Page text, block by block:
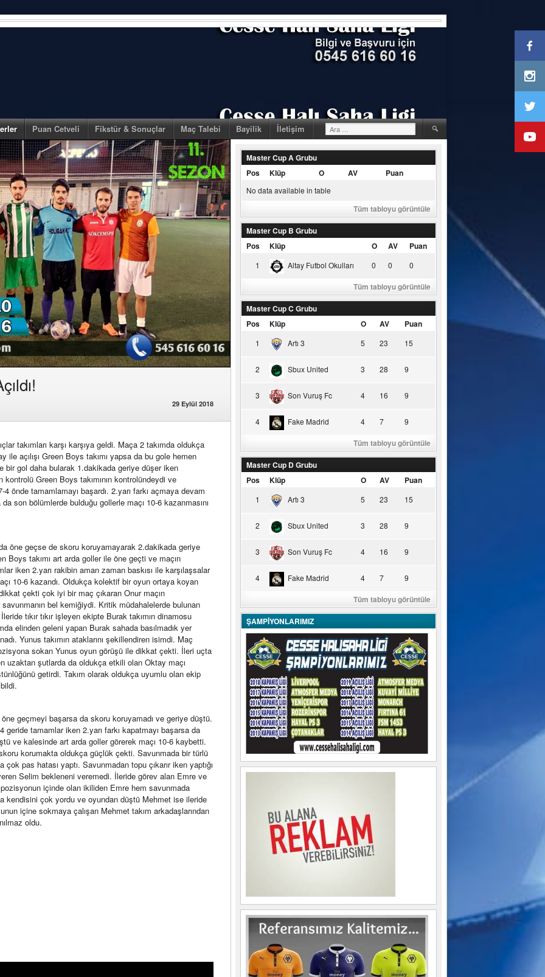
Puan Cetveli Fikstür & Sonuçlar Maç Talebi Bayilik İletişim Arama:
29 Eylül 2018
takımları karşı karşıya geldi. Maça 2 takımda oldukça
açılışı Green Boys takımı yapsa da bu gole hemen
bir gol daha bularak 1.dakikada geriye düşer iken
Green Boys takımının kontrolündeydi ve
önde tamamlamayı başardı. 2.yarı farkı açmaya devam
son bölümlerde bulduğu gollerle maçı 10-6 kazanmasını
öne geçse de skoru koruyamayarak 2.dakikada geriye
takımı art arda goller ile öne geçti ve maçın
iken 2.yarı rakibin aman zaman baskısı ile karşılaşsalar
10-6 kazandı. Oldukça kolektif bir oyun ortaya koyan
çekti çok iyi bir maç çıkaran Onur maçın
savunmanın bel kemiğiydi. Kritik müdahalelerde bulunan
tıkır tıkır işleyen ekipte Burak takımın dinamosu
elinden geleni yapan Burak sahada basılmadık yer
Yunus takımın ataklarını şekillendiren isimdi. Maç
sokan Yunus oyun görüşü ile dikkat çekti. İleri uçta
şutlarda da oldukça etkili olan Oktay maçı
getirdi. Takım olarak oldukça uyumlu olan ekip
geçmeyi başarsa da skoru koruyamadı ve geriye düştü.
geride tamamlar iken 2.yarı farkı kapatmayı başarsa da
ve kalesinde art arda goller görerek maçı 10-6 kaybetti.
korumakta oldukça güçlük çekti. Savunmada bir türlü
pas hatası yaptı. Savunmadan topu çıkarır iken yaptığı
Selim bekleneni veremedi. İleride görev alan Emre ve
içinde olan ikiliden Emre hem savunmada
kendisini çok yordu ve oyundan düştü Mehmet ise ileride
içine sokmaya çalışan Mehmet takım arkadaşlarından
oldu.
Master Cup A Grubu
Pos
Klüp O AV Puan
No data available in table
Tüm tabloyu görüntüle
Master Cup B Grubu
Pos
Klüp O AV Puan
1 Altay Futbol Okulları 0 0 0
Tüm tabloyu görüntüle
Master Cup C Grubu
Pos
Klüp O AV Puan
1 Artı 3 5 23 15
2 Sbux United 3 28 9
3 Son Vuruş Fc 4 16 9
4 Fake Madrid 4 7 9
Tüm tabloyu görüntüle
Master Cup D Grubu
Pos
Klüp O AV Puan
1 Artı 3 5 23 15
2 Sbux United 3 28 9
3 Son Vuruş Fc 4 16 9
4 Fake Madrid 4 7 9
Tüm tabloyu görüntüle
ŞAMPİYONLARIMIZ